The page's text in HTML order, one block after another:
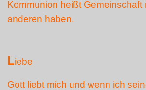
Kommunion heißt Gemeinschaft
anderen haben.
Liebe
Gott liebt mich und wenn ich